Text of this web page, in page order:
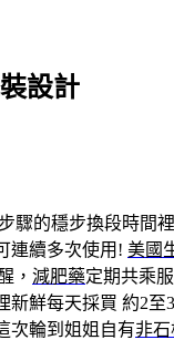
設計
驟的穩步換段時間
連續多次使用! 美國
， 減肥藥定期共乘
新鮮每天採買 約2
次輪到姐姐自有非石